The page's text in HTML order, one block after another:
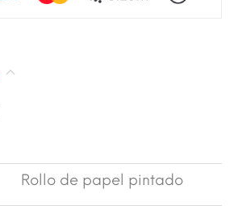
Rollo de papel pintado